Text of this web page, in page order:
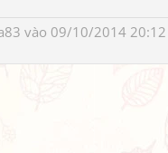
vào 09/10/2014 20:12